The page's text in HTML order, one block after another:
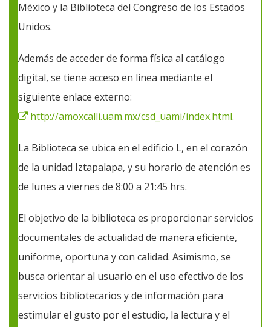
México y la Biblioteca del Congreso de los Estados
Unidos.
Además de acceder de forma física al catálogo
digital, se tiene acceso en línea mediante el
siguiente enlace externo:
http://amoxcalli.uam.mx/csd_uami/index.html.
La Biblioteca se ubica en el edificio L, en el corazón
de la unidad Iztapalapa, y su horario de atención es
de lunes a viernes de 8:00 a 21:45 hrs.
El objetivo de la biblioteca es proporcionar servicios
documentales de actualidad de manera eficiente,
uniforme, oportuna y con calidad. Asimismo, se
busca orientar al usuario en el uso efectivo de los
servicios bibliotecarios y de información para
estimular el gusto por el estudio, la lectura y el